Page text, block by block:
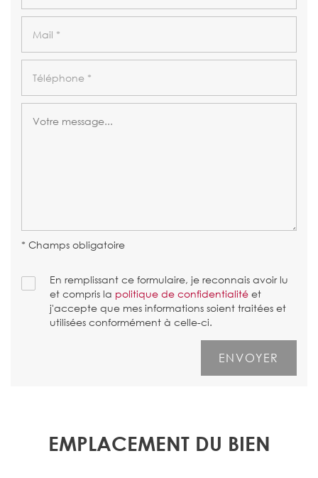
* Champs obligatoire
En remplissant ce formulaire, je reconnais avoir lu
et compris la politique de confidentialité et
j'accepte que mes informations soient traitées et
utilisées conformément à celle-ci.
EMPLACEMENT DU BIEN